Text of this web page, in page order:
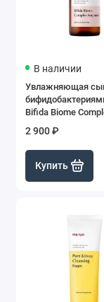
В наличии
Увлажняющая
Bifida Biome
2 900 ₽
Купить